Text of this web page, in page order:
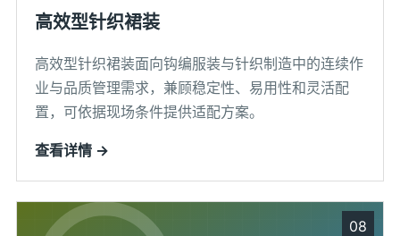
高效型针织裙装
高效型针织裙装面向钩编服装与针织制造中的连续作
业与品质管理需求，兼顾稳定性、易用性和灵活配
置，可依据现场条件提供适配方案。
查看详情 →
08